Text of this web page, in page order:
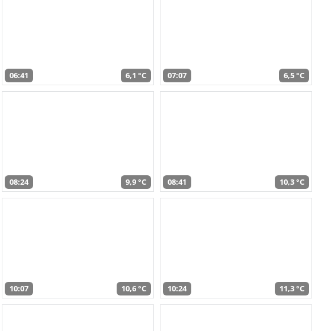
06:41 6,1 °C 07:07 6,5 °C
08:24 9,9 °C 08:41 10,3 °C
10:07 10,6 °C 10:24 11,3 °C